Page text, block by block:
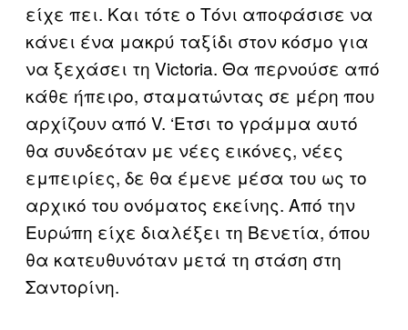
είχε πει. Και τότε ο Τόνι αποφάσισε να
κάνει ένα μακρύ ταξίδι στον κόσμο για
να ξεχάσει τη Victoria. Θα περνούσε από
κάθε ήπειρο, σταματώντας σε μέρη που
αρχίζουν από V. ‘Ετσι το γράμμα αυτό
θα συνδεόταν με νέες εικόνες, νέες
εμπειρίες, δε θα έμενε μέσα του ως το
αρχικό του ονόματος εκείνης. Από την
Ευρώπη είχε διαλέξει τη Βενετία, όπου
θα κατευθυνόταν μετά τη στάση στη
Σαντορίνη.